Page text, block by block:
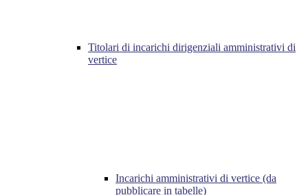
Titolari di incarichi dirigenziali amministrativi di
vertice
Incarichi amministrativi di vertice (da
pubblicare in tabelle)